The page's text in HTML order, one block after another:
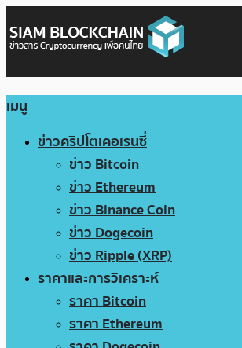
เมนู
ข่าวคริปโตเคอเรนซี่
ข่าว Bitcoin
ข่าว Ethereum
ข่าว Binance Coin
ข่าว Dogecoin
ข่าว Ripple (XRP)
ราคาและการวิเคราะห์
ราคา Bitcoin
ราคา Ethereum